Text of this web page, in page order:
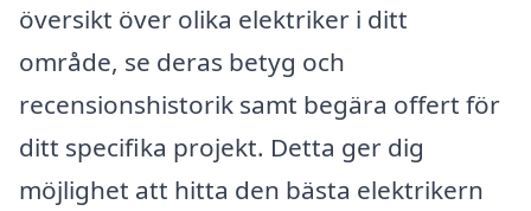
översikt över olika elektriker i ditt
område, se deras betyg och
recensionshistorik samt begära offert för
ditt specifika projekt. Detta ger dig
möjlighet att hitta den bästa elektrikern